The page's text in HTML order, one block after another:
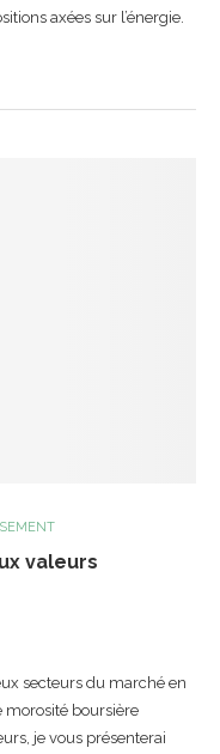
axées sur l’énergie.
valeurs
secteurs du marché en
morosité boursière
je vous présenterai